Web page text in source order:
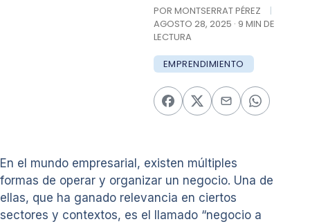
POR MONTSERRAT PÉREZ
|
AGOSTO 28, 2025 · 9 MIN DE
LECTURA
EMPRENDIMIENTO
En el mundo empresarial, existen múltiples
formas de operar y organizar un negocio. Una de
ellas, que ha ganado relevancia en ciertos
sectores y contextos, es el llamado “negocio a